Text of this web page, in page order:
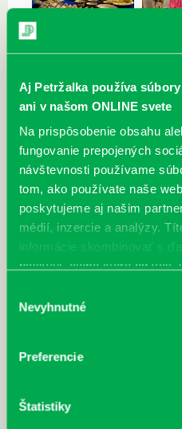
Aj Petržalka používa
ani v našom ONLINE svete
Na prispôsobenie obsahu
fungovanie prepojených
návštevnosti používame
tom, ako používate naše
poskytujeme aj našim
médií, inzercie a analýzy.
informácie skombinovať s
poskytli, alebo ktoré od vás
súhlasu
Nevyhnutné
Preferencie
Štatistiky
IMG_4686.jpg
IMG_4695.jpg